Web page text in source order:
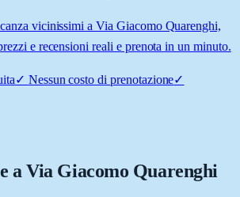
vicinissimi a Via Giacomo Quarenghi,
e recensioni reali e prenota in un minuto.
✓ Nessun costo di prenotazione✓
aVia Giacomo Quarenghi